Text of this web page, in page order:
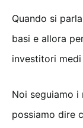
Quando si
basi e allora
investitori
Noi seguiamo
possiamo dire